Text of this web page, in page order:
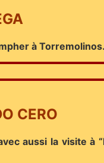
à
CERO
aussi la visite à